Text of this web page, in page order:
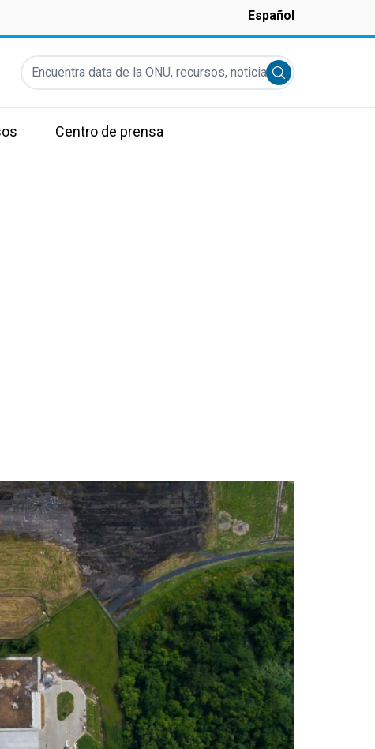
Español
Encuentra data de la ONU, recursos, noticias y más...
Submit search
Centro de prensa